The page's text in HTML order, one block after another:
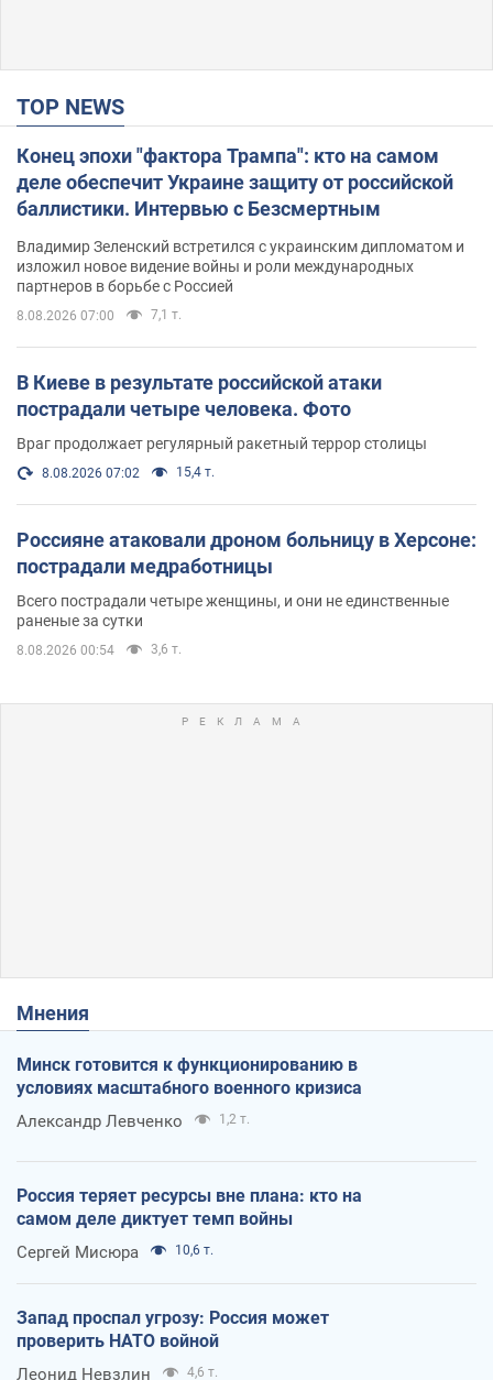
TOP NEWS
Конец эпохи "фактора Трампа": кто на самом
деле обеспечит Украине защиту от российской
баллистики. Интервью с Безсмертным
Владимир Зеленский встретился с украинским дипломатом и
изложил новое видение войны и роли международных
партнеров в борьбе с Россией
8.08.2026 07:00 7,1 т.
В Киеве в результате российской атаки
пострадали четыре человека. Фото
Враг продолжает регулярный ракетный террор столицы
8.08.2026 07:02 15,4 т.
Россияне атаковали дроном больницу в Херсоне:
пострадали медработницы
Всего пострадали четыре женщины, и они не единственные
раненые за сутки
8.08.2026 00:54 3,6 т.
Мнения
Минск готовится к функционированию в
условиях масштабного военного кризиса
Александр Левченко 1,2 т.
Россия теряет ресурсы вне плана: кто на
самом деле диктует темп войны
Сергей Мисюра 10,6 т.
Запад проспал угрозу: Россия может
проверить НАТО войной
Леонид Невзлин 4,6 т.